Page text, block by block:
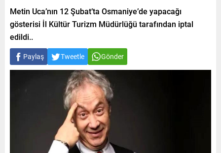
Metin Uca’nın 12 Şubat’ta Osmaniye’de yapacağı
gösterisi İl Kültür Turizm Müdürlüğü tarafından iptal
edildi..
Paylaş Tweetle Gönder